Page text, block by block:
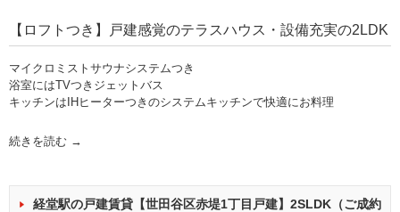
【ロフトつき】戸建感覚のテラスハウス・設備充実の2LDK
マイクロミストサウナシステムつき
浴室にはTVつきジェットバス
キッチンはIHヒーターつきのシステムキッチンで快適にお料理
続きを読む →
経堂駅の戸建賃貸【世田谷区赤堤1丁目戸建】2SLDK（ご成約